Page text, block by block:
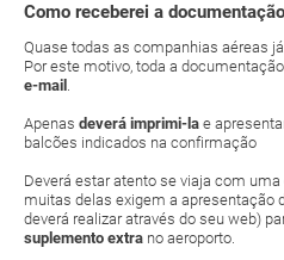
Como receberei a
Quase todas as companhias aéreas
Por este motivo, toda a
e-mail .
Apenas deverá imprimi-la e
balcões indicados na confirmação
Deverá estar atento se viaja com
muitas delas exigem a apresentação
deverá realizar através do seu web)
suplemento extra no aeroporto.